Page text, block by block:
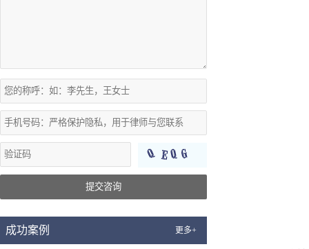
提交咨询
成功案例 更多+